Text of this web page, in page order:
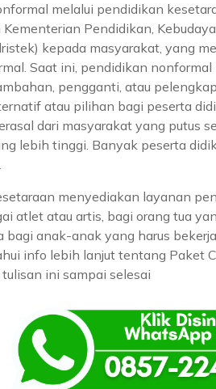
melalui pendidikan
Pendidikan,
kepada masyarakat, yang
Saat ini, pendidikan
pengganti, atau
atau pilihan bagi peserta
dari masyarakat yang putus
lebih tinggi. Banyak peserta
menyediakan layanan
atlet atau artis, bagi orang tua
bagi anak-anak yang harus
info lebih lanjut tentang Paket
ini sampai selesai